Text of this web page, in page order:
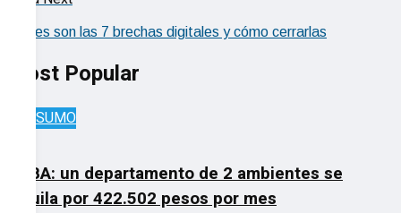
Cuáles son las 7 brechas digitales y cómo cerrarlas
Most Popular
CONSUMO
CABA: un departamento de 2 ambientes se
alquila por 422.502 pesos por mes